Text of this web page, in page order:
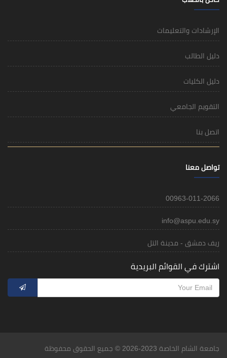
الإرشادات والتعليمات
دليل الطالب
دليل الكليات
التقويم الجامعي
اتصل بنا
تواصل معنا
00963-011-2066
info@aspu.edu.sy
ريف دمشق - مدينة التل
اشترك في القوائم البريدية
جامعة الشام الخاصة 2023-2026 © جميع الحقوق محفوظة